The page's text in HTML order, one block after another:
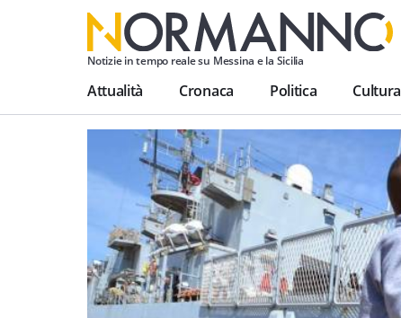
Notizie in tempo reale su Messina e la Sicilia
Attualità Cronaca Politica Cultura